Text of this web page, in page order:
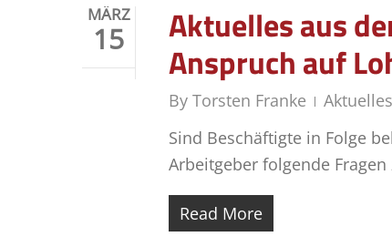
MÄRZ
15 Aktuelles aus
Anspruch auf
By Torsten Franke Aktuelles
Sind Beschäftigte in Folge
Arbeitgeber folgende
Read More